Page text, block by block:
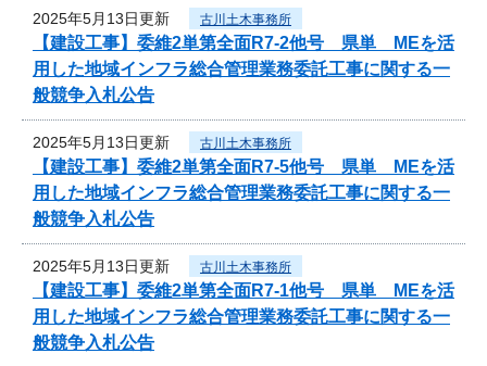
2025年5月13日更新 古川土木事務所
【建設工事】委維2単第全面R7-2他号 県単 MEを活
用した地域インフラ総合管理業務委託工事に関する一
般競争入札公告
2025年5月13日更新 古川土木事務所
【建設工事】委維2単第全面R7-5他号 県単 MEを活
用した地域インフラ総合管理業務委託工事に関する一
般競争入札公告
2025年5月13日更新 古川土木事務所
【建設工事】委維2単第全面R7-1他号 県単 MEを活
用した地域インフラ総合管理業務委託工事に関する一
般競争入札公告